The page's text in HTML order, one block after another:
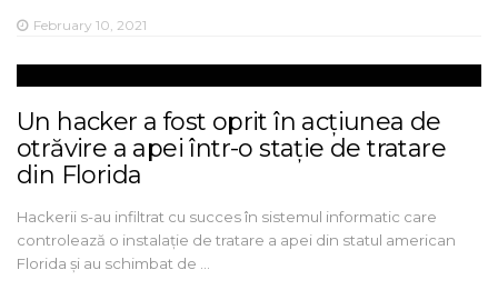
February 10, 2021
Un hacker a fost oprit în acțiunea de
otrăvire a apei într-o stație de tratare
din Florida
Hackerii s-au infiltrat cu succes în sistemul informatic care
controlează o instalație de tratare a apei din statul american
Florida și au schimbat de …